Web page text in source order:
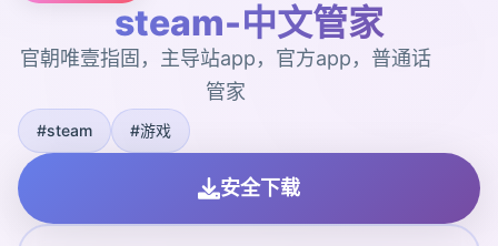
steam-中文管家
官朝唯壹指固，主导站app，官方app，普通话
管家
#steam #游戏
安全下载